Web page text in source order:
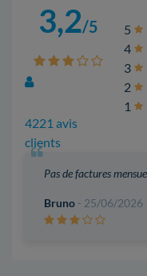
3,2/5
4221 avis
clients
5
4
3
2
1
Pas de factures
Bruno - 25/06/2026